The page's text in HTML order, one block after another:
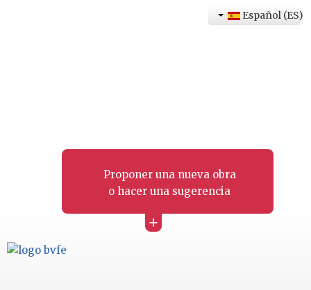
Proponer una nueva obra
o hacer una sugerencia
+
Español (ES)